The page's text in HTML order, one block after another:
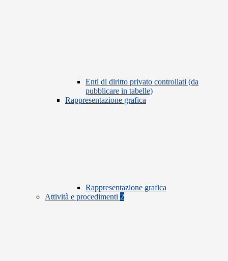
Enti di diritto privato controllati (da
pubblicare in tabelle)
Rappresentazione grafica
Rappresentazione grafica
Attività e procedimenti 2